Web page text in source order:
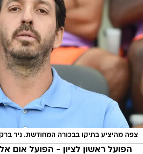
צפה מהיציע בתיקו בבכורה המחודשת. ניר
הפועל ראשון לציון - הפועל אום אל